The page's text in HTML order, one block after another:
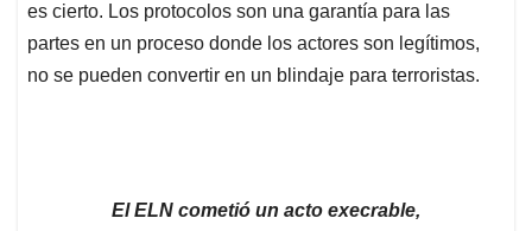
es cierto. Los protocolos son una garantía para las
partes en un proceso donde los actores son legítimos,
no se pueden convertir en un blindaje para terroristas.
El ELN cometió un acto execrable,